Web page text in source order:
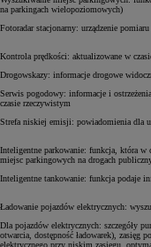
na parkingach
Fotoradar stacjonarny: urządzenie
Kontrola prędkości: aktualizowane w
Drogowskazy: informacje drogowe
Serwis pogodowy: informacje i
czasie rzeczywistym
Strefa niskiej emisji: powiadomienia
Inteligentne parkowanie: funkcja, która w
miejsc parkingowych na drogach
Inteligentne tankowanie: funkcja
Ładowanie pojazdów elektrycznych:
Dla pojazdów elektrycznych: szczegóły
otwarcia, dostępność ładowarek), zasięg
elektrycznego przy niskim